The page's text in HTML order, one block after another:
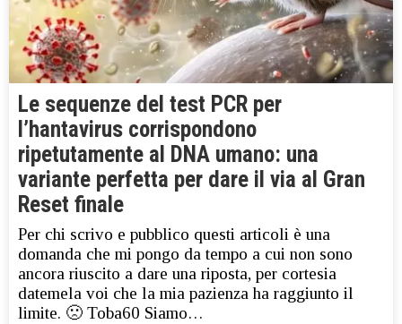
Le sequenze del test PCR per
l’hantavirus corrispondono
ripetutamente al DNA umano: una
variante perfetta per dare il via al Gran
Reset finale
Per chi scrivo e pubblico questi articoli è una
domanda che mi pongo da tempo a cui non sono
ancora riuscito a dare una riposta, per cortesia
datemela voi che la mia pazienza ha raggiunto il
limite. 🙁 Toba60 Siamo…